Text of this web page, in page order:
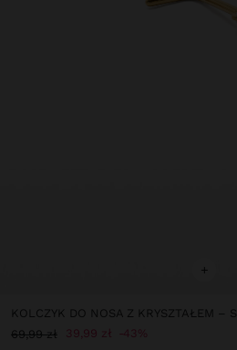
+
KOLCZYK DO NOSA Z KRYSZTAŁEM –
69,99 zł
39,99 zł 43%